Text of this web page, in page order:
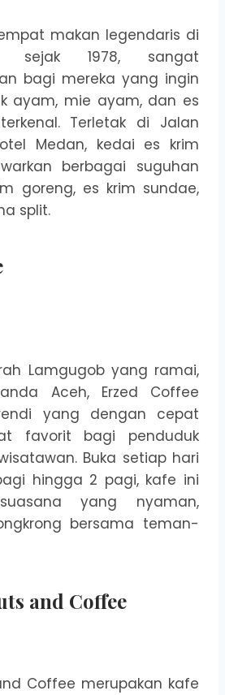
makan legendaris di
sejak 1978, sangat
bagi mereka yang ingin
ayam, mie ayam, dan es
Terletak di Jalan
Medan, kedai es krim
berbagai suguhan
goreng, es krim sundae,
split.
Lamgugob yang ramai,
Aceh, Erzed Coffee
yang dengan cepat
favorit bagi penduduk
Buka setiap hari
hingga 2 pagi, kafe ini
yang nyaman,
bersama teman-
and Coffee
Coffee merupakan kafe